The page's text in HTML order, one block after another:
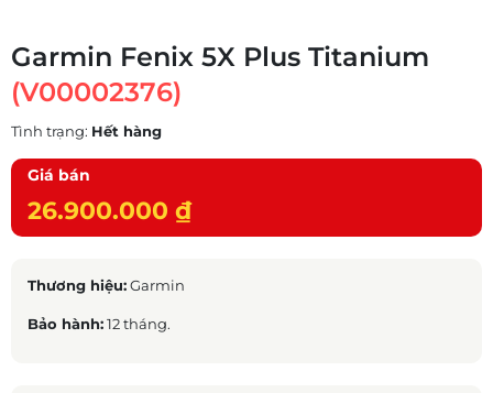
Garmin Fenix 5X Plus Titanium
(V00002376)
Tình trạng: Hết hàng
Giá bán
26.900.000 ₫
Thương hiệu:Garmin
Bảo hành:12 tháng.